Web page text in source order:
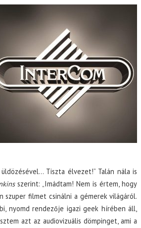
Tiszta élvezet!” Talán nála is
szerint: „Imádtam! Nem is értem, hogy
filmet csinálni a gémerek világáról.
nyomd rendezője igazi geek hírében áll,
azt az audiovizuális dömpinget, ami a